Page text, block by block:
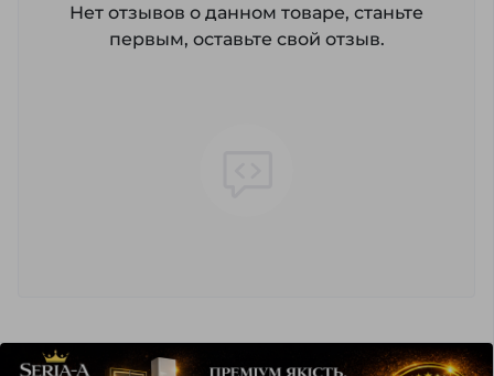
Нет отзывов о данном товаре, станьте
первым, оставьте свой отзыв.